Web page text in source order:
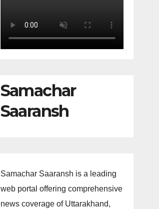
Samachar
Saaransh
Samachar Saaransh is a leading
web portal offering comprehensive
news coverage of Uttarakhand,